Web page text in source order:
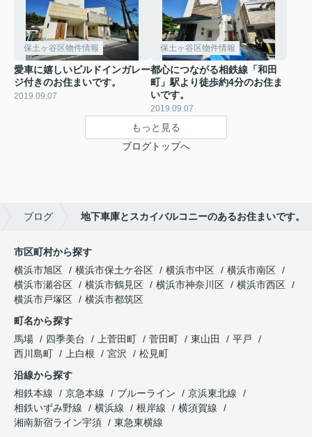
保土ヶ谷区物件情報
愛車に嬉しいビルドインガレー
ジ付きのお住まいです。
2019.09.07
保土ヶ谷区物件情報
都心につながる相鉄線「和田
町」駅より徒歩約4分のお住ま
いです。
2019.09.07
もっと見る
ブログトップへ
ブログ 地下車庫とスカイバルコニーのあるお住まいです。
市区町村から探す
横浜市旭区
横浜市保土ケ谷区 横浜市中区
横浜市南区
横浜市瀬谷区
横浜市鶴見区 横浜市神奈川区
横浜市西区
横浜市戸塚区
横浜市都筑区
町名から探す
馬場
四季美台 上菅田町 菅田町 東山田
平戸
西川島町
上白根 宮沢
松見町
沿線から探す
相鉄本線
京急本線 ブルーライン
京浜東北線
相鉄いずみ野線
横浜線 根岸線
横須賀線
湘南新宿ライン宇須
東急東横線